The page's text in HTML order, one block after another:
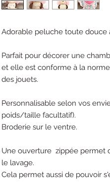
Adorable peluche toute douce
Parfait pour décorer une
et elle est conforme à la
des jouets.
Personnalisable selon vos
poids/taille facultatif).
Broderie sur le ventre.
Une ouverture zippée permet
le lavage.
Cela permet aussi de pouvoir